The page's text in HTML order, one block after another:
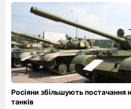
Росіяни збільшують постачання
танків